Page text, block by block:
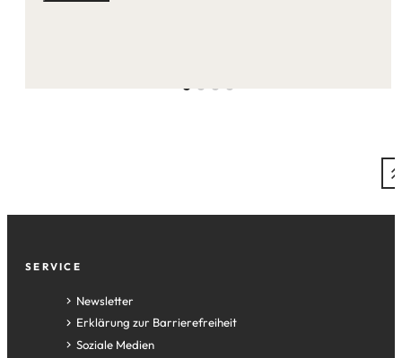
Fußzeile
SERVICE
Newsletter
Erklärung zur Barrierefreiheit
Soziale Medien